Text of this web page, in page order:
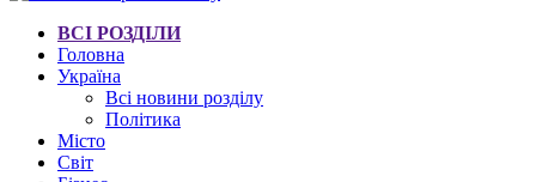
ВСІ РОЗДІЛИ
Головна
Україна
Всі новини розділу
Політика
Місто
Світ